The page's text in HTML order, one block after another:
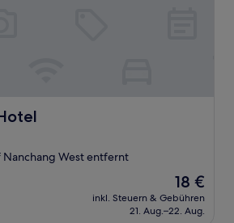
Nanchang West entfernt
Der
Preis
beträgt
18 €
inkl. Steuern & Gebühren
21. Aug.–22. Aug.